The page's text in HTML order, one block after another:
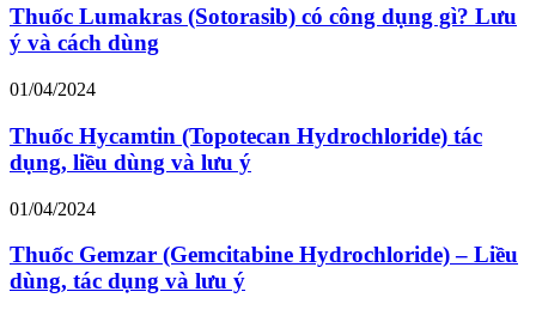
Thuốc Lumakras (Sotorasib) có công dụng gì? Lưu
ý và cách dùng
01/04/2024
Thuốc Hycamtin (Topotecan Hydrochloride) tác
dụng, liều dùng và lưu ý
01/04/2024
Thuốc Gemzar (Gemcitabine Hydrochloride) – Liều
dùng, tác dụng và lưu ý